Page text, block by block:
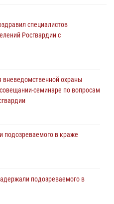
специалистов
Росгвардии с
вневедомственной охраны
семинаре по вопросам
подозреваемого в краже
подозреваемого в